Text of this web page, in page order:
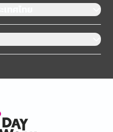
ศไทย